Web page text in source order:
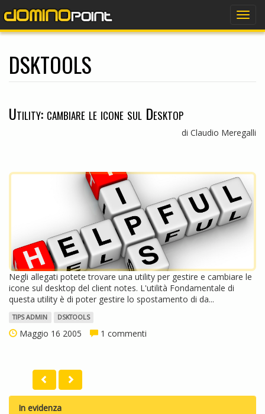
DSKTOOLS
Utility: cambiare le icone sul Desktop
di Claudio Meregalli
Negli allegati potete trovare una utility per gestire e cambiare le
icone sul desktop del client notes. L'utilità Fondamentale di
questa utility è di poter gestire lo spostamento di da...
TIPS ADMIN DSKTOOLS
Maggio 16 2005 1 commenti
In evidenza